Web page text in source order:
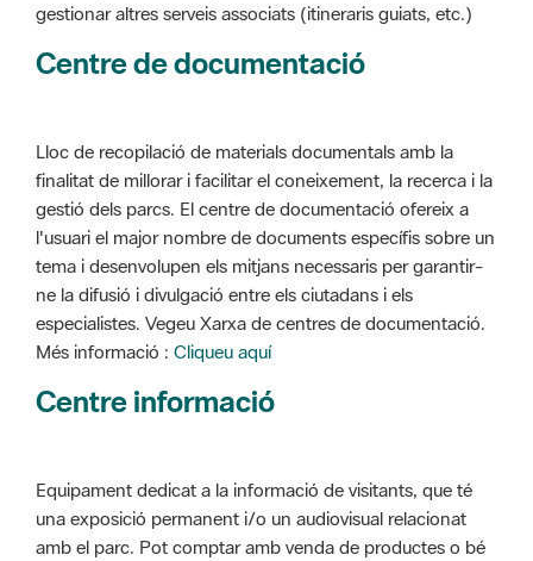
gestionar altres serveis associats (itineraris guiats, etc.)
Centre de documentació
Lloc de recopilació de materials documentals amb la
finalitat de millorar i facilitar el coneixement, la recerca i la
gestió dels parcs. El centre de documentació ofereix a
l'usuari el major nombre de documents específis sobre un
tema i desenvolupen els mitjans necessaris per garantir-
ne la difusió i divulgació entre els ciutadans i els
especialistes. Vegeu Xarxa de centres de documentació.
Més informació : Cliqueu aquí
Centre informació
Equipament dedicat a la informació de visitants, que té
una exposició permanent i/o un audiovisual relacionat
amb el parc. Pot comptar amb venda de productes o bé